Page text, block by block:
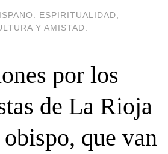
ESPIRITUALIDAD,
Y AMISTAD.
por los
de La Rioja
que van